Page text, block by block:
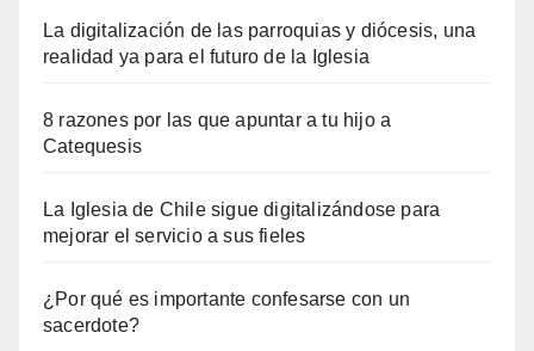
La digitalización de las parroquias y diócesis, una
realidad ya para el futuro de la Iglesia
8 razones por las que apuntar a tu hijo a
Catequesis
La Iglesia de Chile sigue digitalizándose para
mejorar el servicio a sus fieles
¿Por qué es importante confesarse con un
sacerdote?